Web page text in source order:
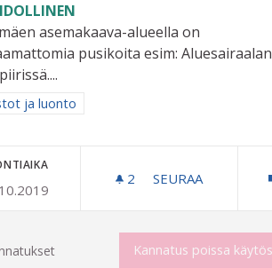
LAAJENNETUIN AUKIOLOAJOIN
asemakaava-alueella on
pusikoita esim: Aluesairaalan
tulokset aihepiirin mukaan: Puistot ja luonto
ja luonto
2 2 SEURAAJAA
SEURAA
Kannatus poissa